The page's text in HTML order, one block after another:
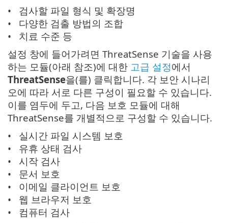
검사할 파일 형식 및 확장명
다양한 검출 방법의 조합
치료 수준 등
설정 창에 들어가려면 ThreatSense 기술을 사용
하는 모듈(아래 참조)에 대한 고급 설정에서
ThreatSense을(를) 클릭합니다. 각 보안 시나리
오에 따라 서로 다른 구성이 필요할 수 있습니다.
이를 염두에 두고, 다음 보호 모듈에 대해
ThreatSense를 개별적으로 구성할 수 있습니다.
실시간 파일 시스템 보호
유휴 상태 검사
시작 검사
문서 보호
이메일 클라이언트 보호
웹 브라우저 보호
컴퓨터 검사